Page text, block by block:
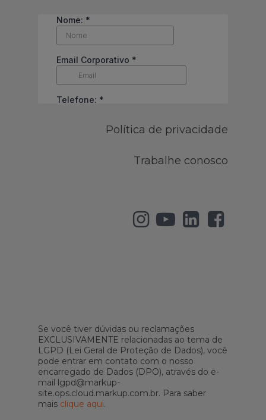
Política de privacidade
Trabalhe conosco
Se você tiver dúvidas ou reclamações
EXCLUSIVAMENTE relacionadas ao tema de
LGPD (Lei Geral de Proteção de Dados), você
pode entrar em contato com o nosso
encarregado de Dados (DPO), através do e-
mail lgpd@markup-
site.ops.cloud.markup.com.br. Para saber
mais clique aqui.